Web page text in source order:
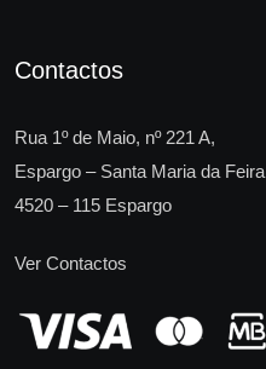
Contactos
Rua 1º de Maio, nº 221 A,
Espargo – Santa Maria da Feira
4520 – 115 Espargo
Ver Contactos